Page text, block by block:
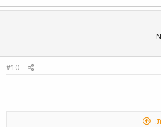
על פי צורכי המשק לשעת חרום. עשרות חברות
על חיוניותן למערך המל"ח יעמידו לרשות
בהתאם לצורך. מע"צ תקצה עשרות כלי
הנדסי) לרשות מערך החירום ותגייס קבלנים
אלה יהיו זמינים לבצע באופן מיידי כל תיקון
של פגיעת טילים. במסגרת הערכותה למלחמה,
לנתיבים חלופיים. מערכות בקרת
הפגיעה, במקרה של נפילות טילים. גם רכבת
הנדרשות ונערכה למספר תרחישים
#10